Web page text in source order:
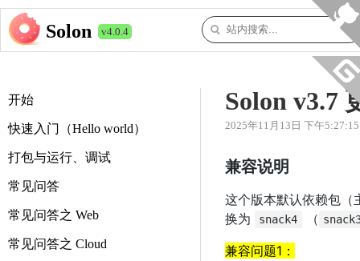
Solon v4.0.4
开始
快速入门（Hello world）
打包与运行、调试
常见问答
常见问答之 Web
常见问答之 Cloud
Solon v3.7
2025年11月13日 下午5:27:15
兼容说明
这个版本默认依赖包
换为
snack4 （
兼容问题1：